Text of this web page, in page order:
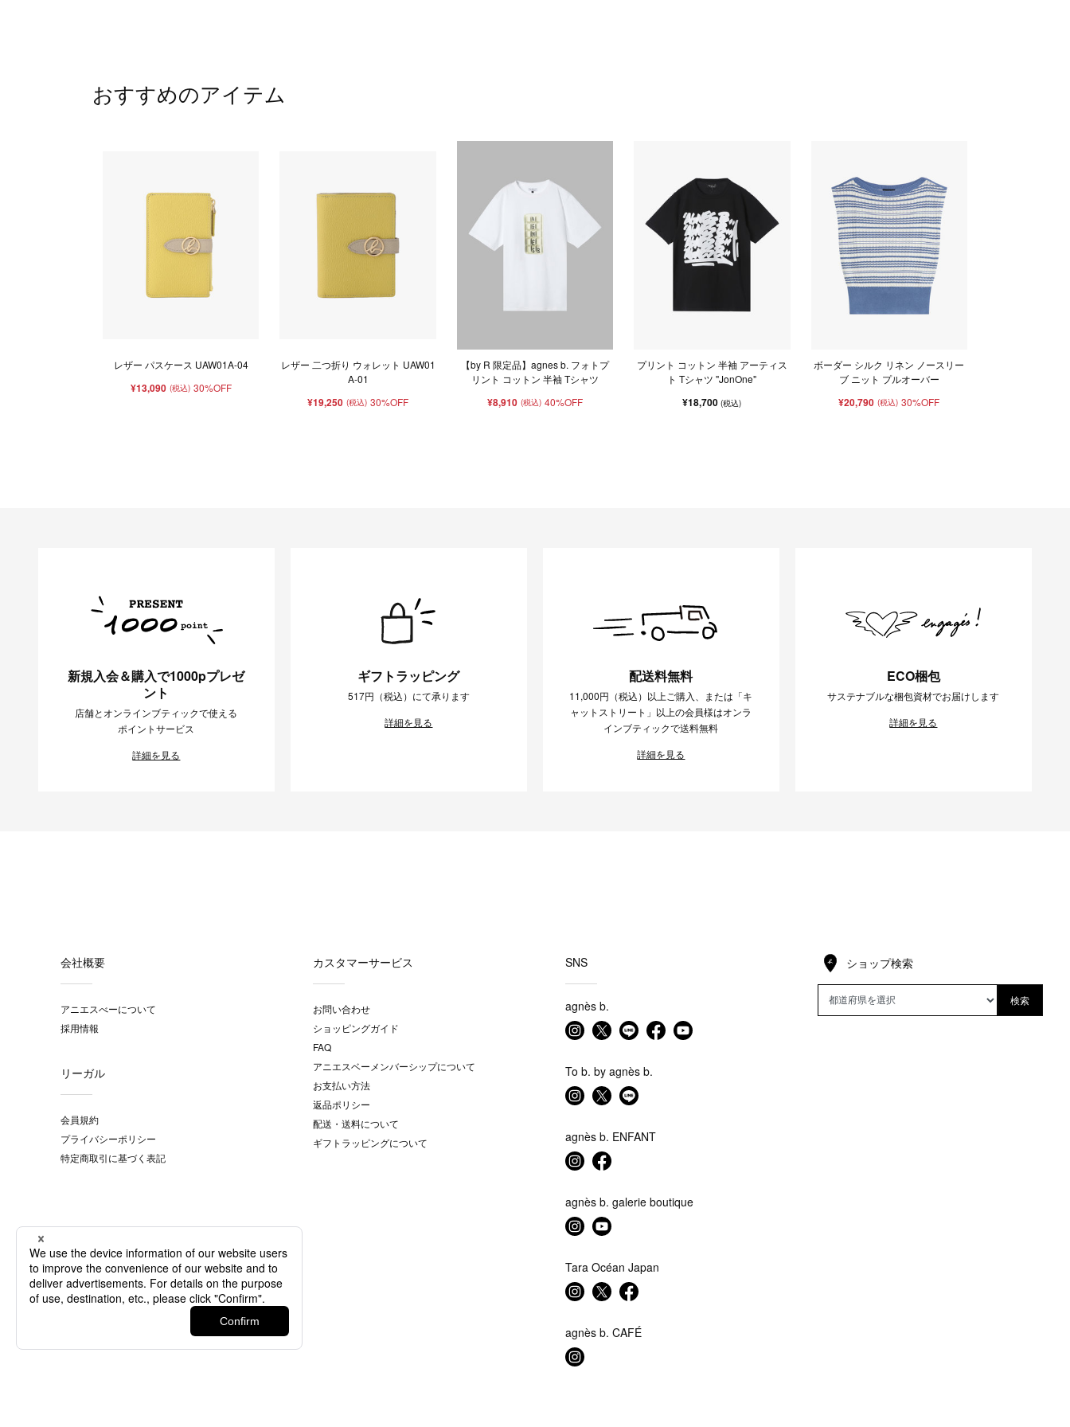
おすすめのアイテム
レザー パスケース UAW01A-04
¥13,090 (税込) 30%OFF
レザー 二つ折り ウォレット UAW01
A-01
¥19,250 (税込) 30%OFF
【by R 限定品】agnes b. フォトプ
リント コットン 半袖 Tシャツ
¥8,910 (税込) 40%OFF
プリント コットン 半袖 アーティス
ト Tシャツ "JonOne"
¥18,700(税込)
ボーダー シルク リネン ノースリー
ブ ニット プルオーバー
¥20,790 (税込) 30%OFF
新規入会＆購入で1000pプレゼ
ント
店舗とオンラインブティックで使える
ポイントサービス
詳細を見る
ギフトラッピング
517円（税込）にて承ります
詳細を見る
配送料無料
11,000円（税込）以上ご購入、または「キ
ャットストリート」以上の会員様はオンラ
インブティックで送料無料
詳細を見る
ECO梱包
サステナブルな梱包資材でお届けします
詳細を見る
会社概要
アニエスべーについて
採用情報
リーガル
会員規約
プライバシーポリシー
特定商取引に基づく表記
カスタマーサービス
お問い合わせ
ショッピングガイド
FAQ
アニエスベーメンバーシップについて
お支払い方法
返品ポリシー
配送・送料について
ギフトラッピングについて
SNS
agnès b.
To b. by agnès b.
agnès b. ENFANT
agnès b. galerie boutique
Tara Océan Japan
agnès b. CAFÉ
ショップ検索
検索